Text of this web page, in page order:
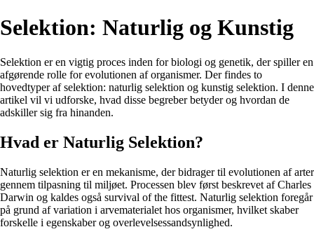
Selektion: Naturlig og Kunstig
Selektion er en vigtig proces inden for biologi og genetik, der spiller en
afgørende rolle for evolutionen af organismer. Der findes to
hovedtyper af selektion: naturlig selektion og kunstig selektion. I denne
artikel vil vi udforske, hvad disse begreber betyder og hvordan de
adskiller sig fra hinanden.
Hvad er Naturlig Selektion?
Naturlig selektion er en mekanisme, der bidrager til evolutionen af arter
gennem tilpasning til miljøet. Processen blev først beskrevet af Charles
Darwin og kaldes også survival of the fittest. Naturlig selektion foregår
på grund af variation i arvematerialet hos organismer, hvilket skaber
forskelle i egenskaber og overlevelsessandsynlighed.